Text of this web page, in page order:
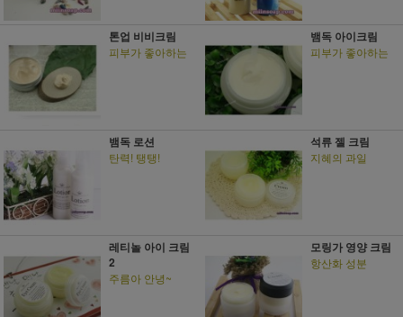
톤업 비비크림
피부가 좋아하는
뱀독 아이크림
피부가 좋아하는
뱀독 로션
탄력! 탱탱!
석류 젤 크림
지혜의 과일
레티놀 아이 크림
2
주름아 안녕~
모링가 영양 크림
항산화 성분